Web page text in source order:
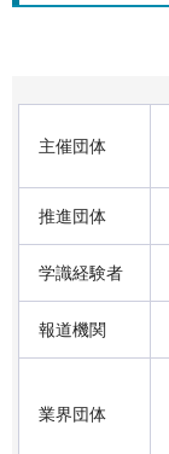
主催団体
推進団体
学識経験者
報道機関
業界団体